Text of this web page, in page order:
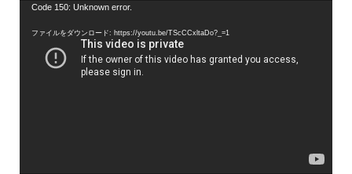
Code 150: Unknown error.
ファイルをダウンロード: https://youtu.be/TScCCxltaDo?_=1